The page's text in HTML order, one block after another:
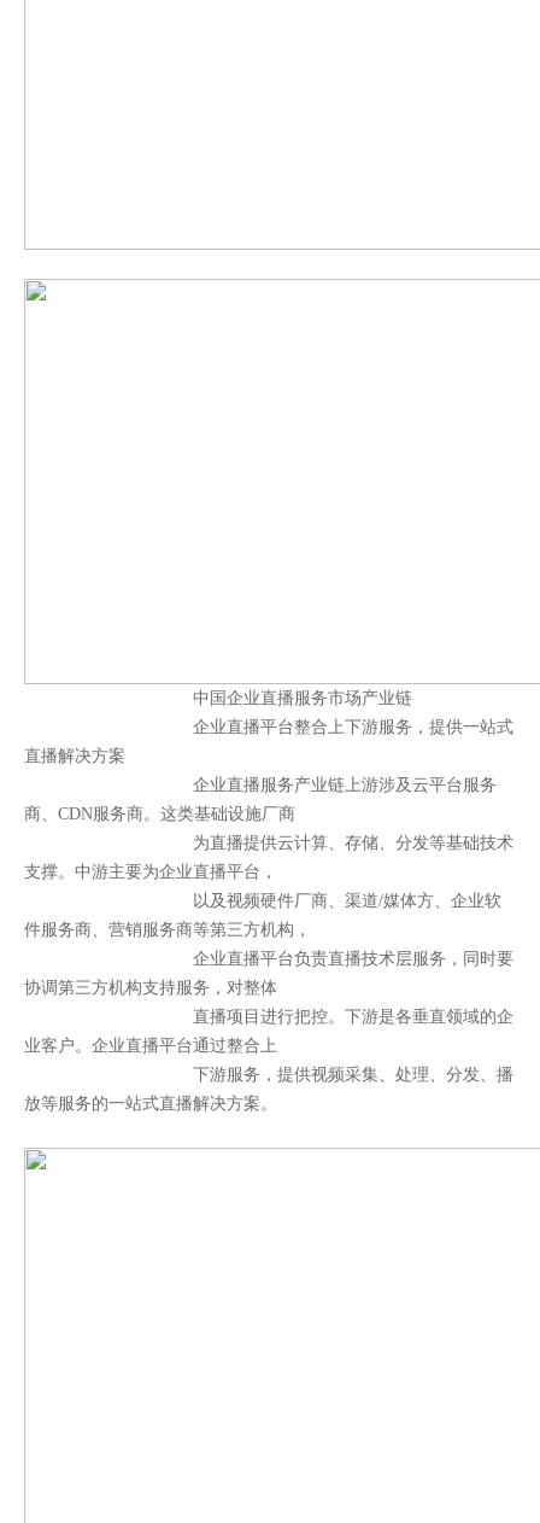
中国企业直播服务市场产业链
企业直播平台整合上下游服务，提供一站式
直播解决方案
企业直播服务产业链上游涉及云平台服务
商、CDN服务商。这类基础设施厂商
为直播提供云计算、存储、分发等基础技术
支撑。中游主要为企业直播平台，
以及视频硬件厂商、渠道/媒体方、企业软
件服务商、营销服务商等第三方机构，
企业直播平台负责直播技术层服务，同时要
协调第三方机构支持服务，对整体
直播项目进行把控。下游是各垂直领域的企
业客户。企业直播平台通过整合上
下游服务，提供视频采集、处理、分发、播
放等服务的一站式直播解决方案。